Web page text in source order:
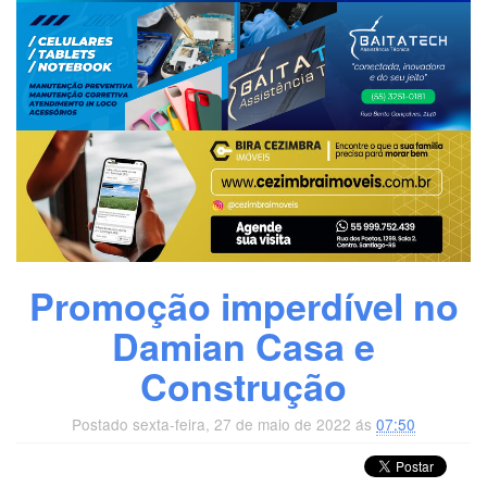
Promoção imperdível no
Damian Casa e
Construção
Postado sexta-feira, 27 de maio de 2022 ás 07:50